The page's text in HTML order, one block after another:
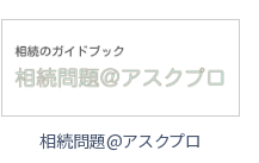
相続問題@アスクプロ